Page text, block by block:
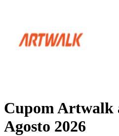
KaBuM!
Samsung
Casa e Jardim
Saúde e
Cupom Artwalk
Agosto 2026